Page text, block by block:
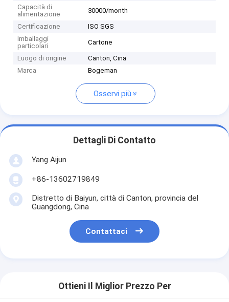
Capacità di
alimentazione
30000/month
Certificazione
ISO SGS
Imballaggi
particolari
Cartone
Luogo di origine
Canton, Cina
Marca
Bogeman
Osservi più
Dettagli Di Contatto
Yang Aijun
+86-13602719849
Distretto di Baiyun, città di Canton, provincia del
Guangdong, Cina
Contattaci
Ottieni Il Miglior Prezzo Per